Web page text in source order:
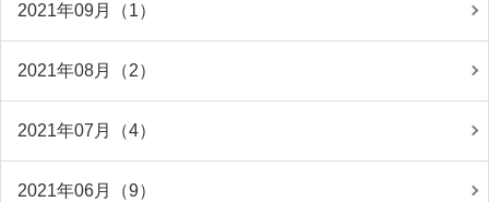
2021年09月（1）
2021年08月（2）
2021年07月（4）
2021年06月（9）